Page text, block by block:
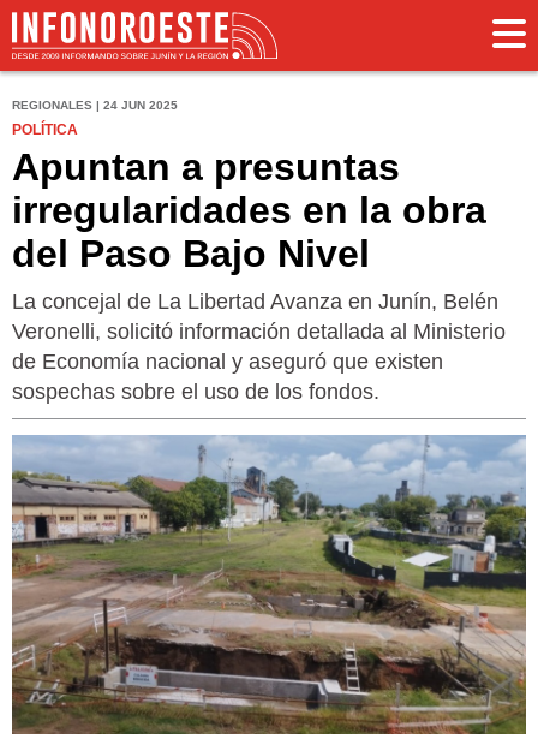
REGIONALES | 24 JUN 2025
POLÍTICA
Apuntan a presuntas
irregularidades en la obra
del Paso Bajo Nivel
La concejal de La Libertad Avanza en Junín, Belén
Veronelli, solicitó información detallada al Ministerio
de Economía nacional y aseguró que existen
sospechas sobre el uso de los fondos.